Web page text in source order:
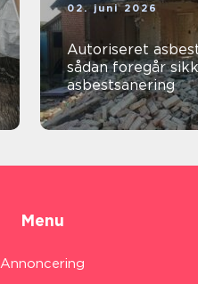
02. juni 2026
Autoriseret
sådan foregår
asbestsanering
Menu
Annoncering